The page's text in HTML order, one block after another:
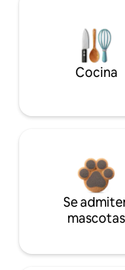
Cocina
Se
mascotas